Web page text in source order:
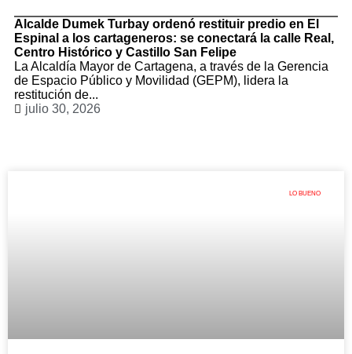
Alcalde Dumek Turbay ordenó restituir predio en El
Espinal a los cartageneros: se conectará la calle Real,
Centro Histórico y Castillo San Felipe
La Alcaldía Mayor de Cartagena, a través de la Gerencia
de Espacio Público y Movilidad (GEPM), lidera la
restitución de...
julio 30, 2026
LO BUENO